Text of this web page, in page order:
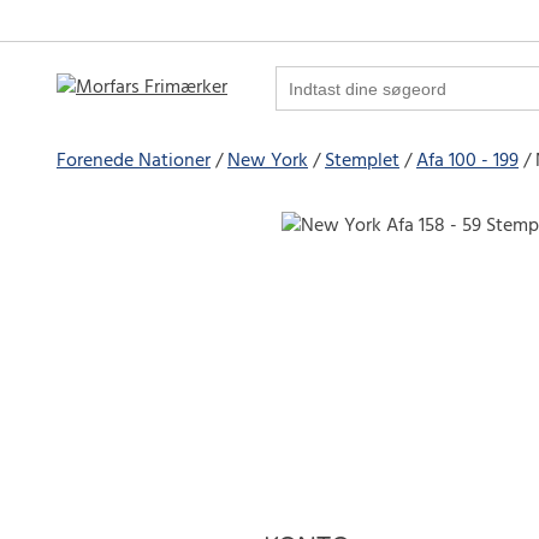
Forenede Nationer New York Stemplet Afa 100 - 199